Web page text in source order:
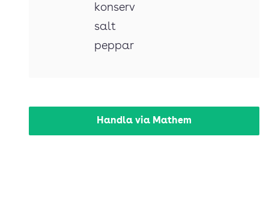
konserv
salt
peppar
Handla via Mathem